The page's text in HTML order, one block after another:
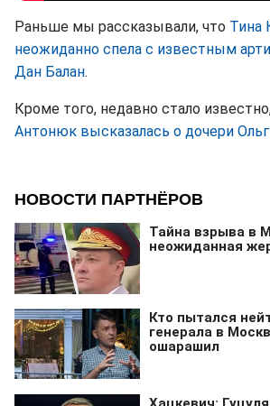
Раньше мы рассказывали, что Тина
неожиданно спела с известным
Дан Балан.
Кроме того, недавно стало
Антонюк высказалась о дочери